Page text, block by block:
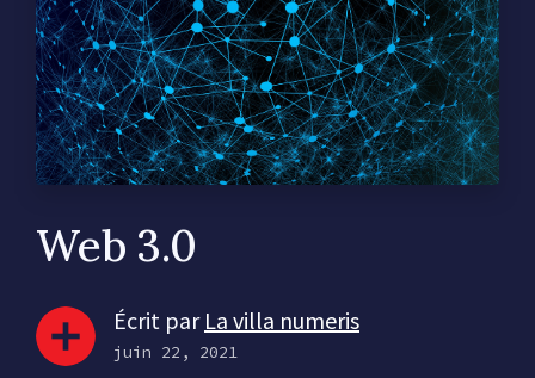
Web 3.0
Écrit par La villa numeris
juin 22, 2021